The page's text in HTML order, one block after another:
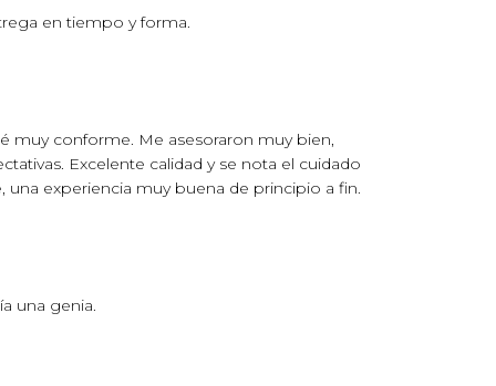
en tiempo y forma.
muy conforme. Me asesoraron muy bien,
Excelente calidad y se nota el cuidado
experiencia muy buena de principio a fin.
una genia.